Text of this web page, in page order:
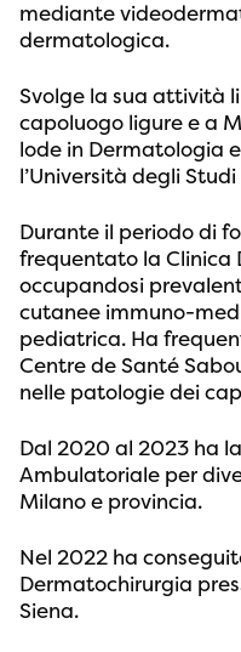
mediante
dermatologica.
Svolge la sua attività
capoluogo ligure e a
lode in Dermatologia
l’Università degli
Durante il periodo di
frequentato la Clinica
occupandosi
cutanee immuno-
pediatrica. Ha
Centre de Santé
nelle patologie dei
Dal 2020 al 2023 ha
Ambulatoriale per
Milano e provincia.
Nel 2022 ha
Dermatochirurgia
Siena.